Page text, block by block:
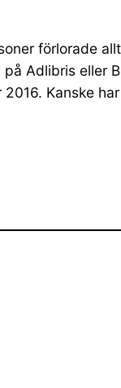
förlorade
Adlibris eller
Kanske